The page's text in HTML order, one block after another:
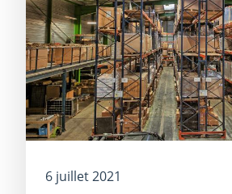
6 juillet 2021